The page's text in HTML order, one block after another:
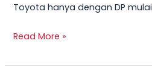
Toyota hanya dengan DP mulai
Daftar
+
Read More »